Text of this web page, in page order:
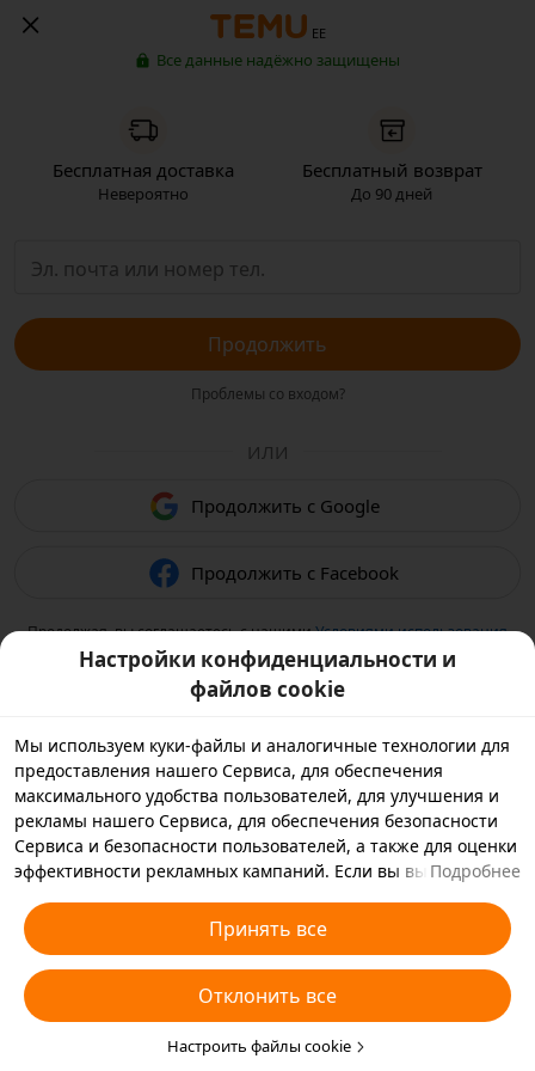
EE
Все данные надёжно защищены
Бесплатная доставка
Невероятно
Бесплатный возврат
До 90 дней
Продолжить
Проблемы со входом?
ИЛИ
Продолжить с Google
Продолжить с Facebook
Продолжая, вы соглашаетесь с нашимиУсловиями использования
и подтверждаете, что прочитали нашу Политику
конфиденциальности
Настройки конфиденциальности и
файлов cookie
Мы используем куки-файлы и аналогичные технологии для
предоставления нашего Сервиса, для обеспечения
максимального удобства пользователей, для улучшения и
рекламы нашего Сервиса, для обеспечения безопасности
Сервиса и безопасности пользователей, а также для оценки
эффективности рекламных кампаний. Если вы выбираете
с которыми мы работаем, будем хранить куки-файлы и
использовать аналогичные технологии на вашем
устройстве в рекламных целях. Вы также можете выбрать
«Отклонить все», чтобы отклонить все необязательные
куки-файлы, или выбрать, какие типы куки-файлов
необходимо принять или отклонить. Для этого нажмите
Подробнее
Принять все
Отклонить все
Настроить файлы cookie